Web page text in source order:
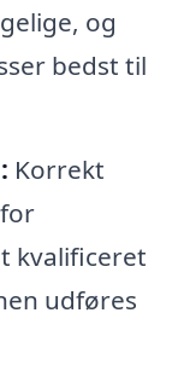
og
bedst til
Korrekt
kvalificeret
udføres